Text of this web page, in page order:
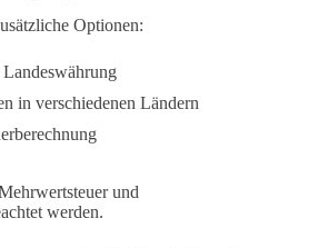
Optionen:
in verschiedenen Ländern
und
werden.